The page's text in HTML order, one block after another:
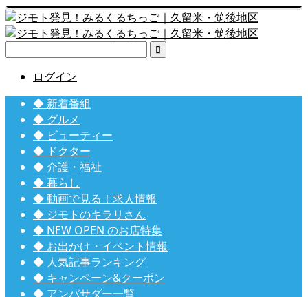

ログイン
◆ 新着番組
◆ グルメ
◆ ビューティー
◆ ドクター
◆ 介護・福祉
◆ 暮らし
◆ 動画で見る！求人情報
◆ ジモトのキラリさん
◆ NEW OPEN のお店特集
◆ お出かけ・イベント情報
◆ 人気記事ランキング
◆ キャンペーン&クーポン
◆ アンバサダー一覧